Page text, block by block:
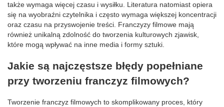
także wymaga więcej czasu i wysiłku. Literatura natomiast opiera
się na wyobraźni czytelnika i często wymaga większej koncentracji
oraz czasu na przyswojenie treści. Franczyzy filmowe mają
również unikalną zdolność do tworzenia kulturowych zjawisk,
które mogą wpływać na inne media i formy sztuki.
Jakie są najczęstsze błędy popełniane
przy tworzeniu franczyz filmowych?
Tworzenie franczyz filmowych to skomplikowany proces, który